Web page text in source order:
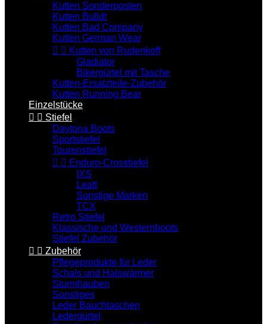
Kutten Sonderposten
Kutten Bulldt
Kutten Bad Company
Kutten German Wear
  Kutten von Rudenkoff
Gladiator
Bikergürtel mit Tasche
Kutten-Ersatzteile-Zubehör
Kutten Running Bear
Einzelstücke
  Stiefel
Daytona Boots
Sportstiefel
Tourenstiefel
  Enduro-Crosstiefel
IXS
Leatt
Sonstige Marken
TCX
Retro Stiefel
Klassische und Westernboots
Stiefel Zubehör
  Zubehör
Pflegeprodukte für Leder
Schals und Halswärmer
Sturmhauben
Sonstiges
Leder Bauchtaschen
Ledergürtel